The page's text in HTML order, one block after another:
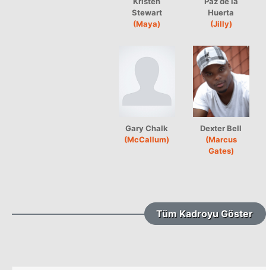
Stewart
(Maya)
Huerta
(Jilly)
Gary Chalk
(McCallum)
Dexter Bell
(Marcus
Gates)
Tüm Kadroyu Göster